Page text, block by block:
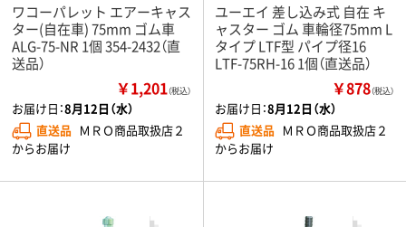
ワコーパレット エアーキャス
ター(自在車) 75mm ゴム車
ALG-75-NR 1個 354-2432（直
送品）
￥1,201（税込）
お届け日：8月12日（水）
直送品 ＭＲＯ商品取扱店２
からお届け
ユーエイ 差し込み式 自在 キ
ャスター ゴム 車輪径75mm L
タイプ LTF型 パイプ径16
LTF-75RH-16 1個（直送品）
￥878（税込）
お届け日：8月12日（水）
直送品 ＭＲＯ商品取扱店２
からお届け